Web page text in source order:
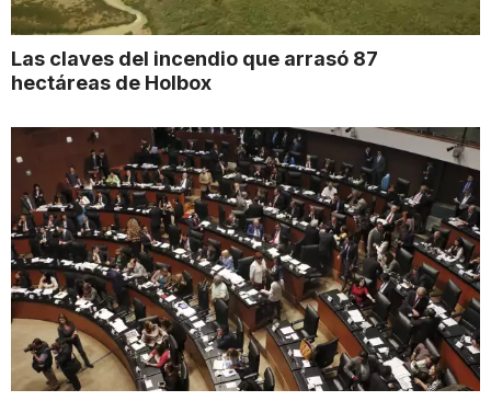
Las claves del incendio que arrasó 87
hectáreas de Holbox